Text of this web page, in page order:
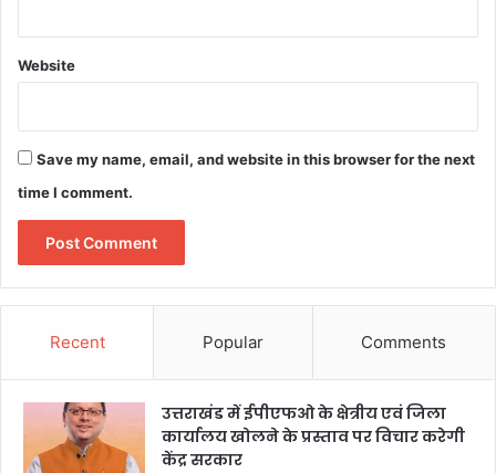
Website
Save my name, email, and website in this browser for the next
time I comment.
Recent Popular Comments
उत्तराखंड में ईपीएफओ के क्षेत्रीय एवं जिला
कार्यालय खोलने के प्रस्ताव पर विचार करेगी
केंद्र सरकार